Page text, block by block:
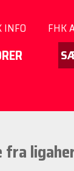
INFO FHK
fra